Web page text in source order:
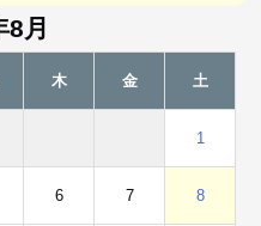
月
木 金 土
1
6 7 8